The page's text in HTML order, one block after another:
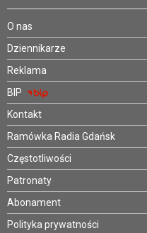
O nas
Dziennikarze
Reklama
BIP
Kontakt
Ramówka Radia Gdańsk
Częstotliwości
Patronaty
Abonament
Polityka prywatności